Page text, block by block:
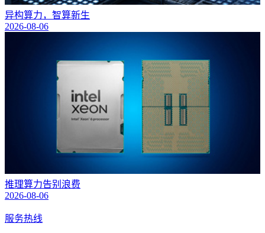
异构算力，智算新生
2026-08-06
推理算力告别浪费
2026-08-06
服务热线